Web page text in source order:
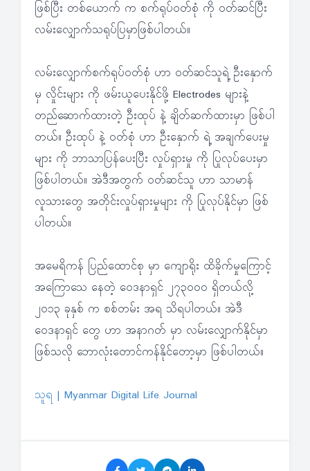
ဖြစ်ပြီး တစ်ယောက် က စက်ရုပ်ဝတ်စုံ ကို ဝတ်ဆင်ပြီး
လမ်းလျှောက်သရုပ်ပြမှာဖြစ်ပါတယ်။
လမ်းလျှောက်စက်ရုပ်ဝတ်စုံ ဟာ ဝတ်ဆင်သူရဲ့ ဦးနှောက်
မှ လှိုင်းများ ကို ဖမ်းယူပေးနိုင်ဖို့ Electrodes များနဲ့
တည်ဆောက်ထားတဲ့ ဦးထုပ် နဲ့ ချိတ်ဆက်ထားမှာ ဖြစ်ပါ
တယ်။ ဦးထုပ် နဲ့ ဝတ်စုံ ဟာ ဦးနှောက် ရဲ့ အချက်ပေးမှု
များ ကို ဘာသာပြန်ပေးပြီး လှုပ်ရှားမှု ကို ပြုလုပ်ပေးမှာ
ဖြစ်ပါတယ်။ အဲဒီအတွက် ဝတ်ဆင်သူ ဟာ သာမာန်
လူသားတွေ အတိုင်းလှုပ်ရှားမှုများ ကို ပြုလုပ်နိုင်မှာ ဖြစ်
ပါတယ်။
အမေရိကန် ပြည်ထောင်စု မှာ ကျောရိုး ထိခိုက်မှုကြောင့်
အကြောသေ နေတဲ့ ဝေဒနာရှင် ၂၇၃၀၀၀ ရှိတယ်လို့
၂၀၁၃ ခုနှစ် က စစ်တမ်း အရ သိရပါတယ်။ အဲဒီ
ဝေဒနာရှင် တွေ ဟာ အနာဂတ် မှာ လမ်းလျှောက်နိုင်မှာ
ဖြစ်သလို ဘောလုံးတောင်ကန်နိုင်တော့မှာ ဖြစ်ပါတယ်။
သူရ | Myanmar Digital Life Journal